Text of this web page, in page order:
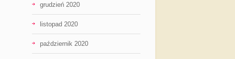
grudzień 2020
listopad 2020
październik 2020